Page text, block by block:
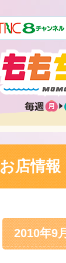
お店情報
2010年9